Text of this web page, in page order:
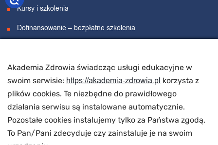
Kursy i szkolenia
Dofinansowanie – bezpłatne szkolenia
O nas
O nas
Wynajem sal
Akademia Zdrowia świadcząc usługi edukacyjne w
swoim serwisie: https://akademia-zdrowia.pl korzysta z
plików cookies. Te niezbędne do prawidłowego
działania serwisu są instalowane automatycznie.
Pozostałe cookies instalujemy tylko za Państwa zgodą.
To Pan/Pani zdecyduje czy zainstaluje je na swoim